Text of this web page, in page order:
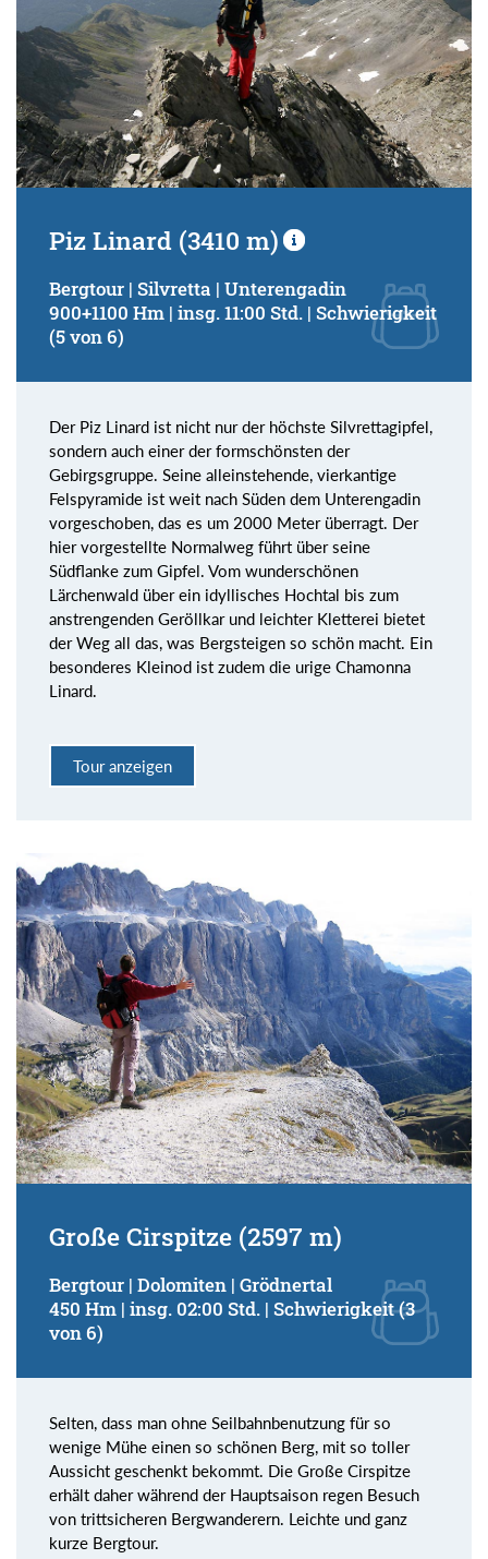
Piz Linard (3410 m)
Bergtour | Silvretta | Unterengadin
900+1100 Hm | insg. 11:00 Std. | Schwierigkeit
(5 von 6)
Der Piz Linard ist nicht nur der höchste Silvrettagipfel,
sondern auch einer der formschönsten der
Gebirgsgruppe. Seine alleinstehende, vierkantige
Felspyramide ist weit nach Süden dem Unterengadin
vorgeschoben, das es um 2000 Meter überragt. Der
hier vorgestellte Normalweg führt über seine
Südflanke zum Gipfel. Vom wunderschönen
Lärchenwald über ein idyllisches Hochtal bis zum
anstrengenden Geröllkar und leichter Kletterei bietet
der Weg all das, was Bergsteigen so schön macht. Ein
besonderes Kleinod ist zudem die urige Chamonna
Linard.
Tour anzeigen
Große Cirspitze (2597 m)
Bergtour | Dolomiten | Grödnertal
450 Hm | insg. 02:00 Std. | Schwierigkeit (3
von 6)
Selten, dass man ohne Seilbahnbenutzung für so
wenige Mühe einen so schönen Berg, mit so toller
Aussicht geschenkt bekommt. Die Große Cirspitze
erhält daher während der Hauptsaison regen Besuch
von trittsicheren Bergwanderern. Leichte und ganz
kurze Bergtour.